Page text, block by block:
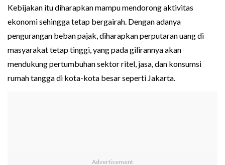
Kebijakan itu diharapkan mampu mendorong aktivitas
ekonomi sehingga tetap bergairah. Dengan adanya
pengurangan beban pajak, diharapkan perputaran uang di
masyarakat tetap tinggi, yang pada gilirannya akan
mendukung pertumbuhan sektor ritel, jasa, dan konsumsi
rumah tangga di kota-kota besar seperti Jakarta.